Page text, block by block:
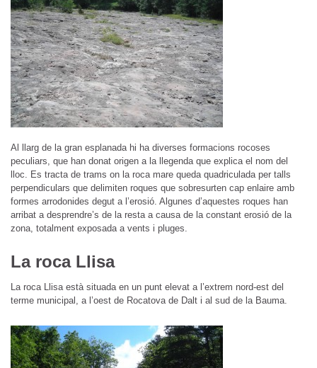
Al llarg de la gran esplanada hi ha diverses formacions rocoses
peculiars, que han donat origen a la llegenda que explica el nom del
lloc. Es tracta de trams on la roca mare queda quadriculada per talls
perpendiculars que delimiten roques que sobresurten cap enlaire amb
formes arrodonides degut a l’erosió. Algunes d’aquestes roques han
arribat a desprendre’s de la resta a causa de la constant erosió de la
zona, totalment exposada a vents i pluges.
La roca Llisa
La roca Llisa està situada en un punt elevat a l’extrem nord-est del
terme municipal, a l’oest de Rocatova de Dalt i al sud de la Bauma.